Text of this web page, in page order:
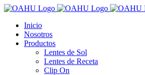
Saltar
contenido
Inicio
Nosotros
Productos
Lentes de Sol
Lentes de Receta
Clip On